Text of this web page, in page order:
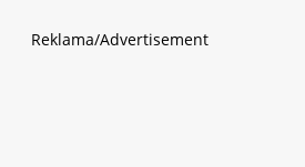
Reklama/Advertisement